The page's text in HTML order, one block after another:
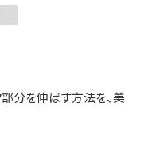
分を伸ばす方法を、美